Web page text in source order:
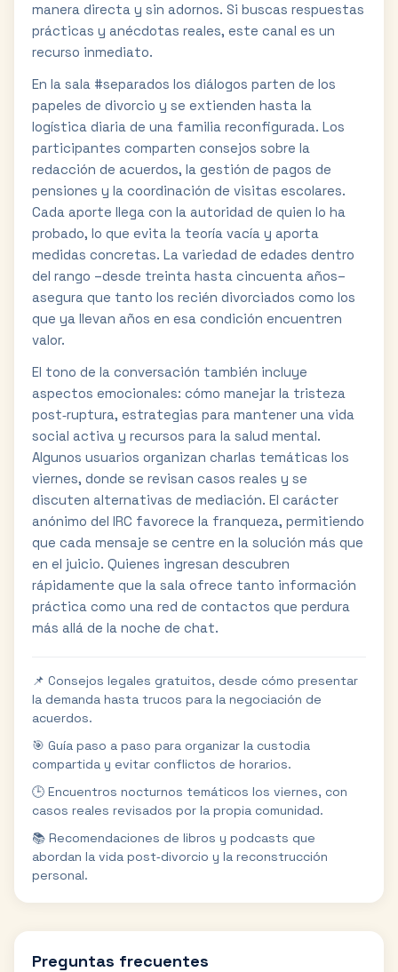
manera directa y sin adornos. Si buscas respuestas
prácticas y anécdotas reales, este canal es un
recurso inmediato.
En la sala #separados los diálogos parten de los
papeles de divorcio y se extienden hasta la
logística diaria de una familia reconfigurada. Los
participantes comparten consejos sobre la
redacción de acuerdos, la gestión de pagos de
pensiones y la coordinación de visitas escolares.
Cada aporte llega con la autoridad de quien lo ha
probado, lo que evita la teoría vacía y aporta
medidas concretas. La variedad de edades dentro
del rango –desde treinta hasta cincuenta años–
asegura que tanto los recién divorciados como los
que ya llevan años en esa condición encuentren
valor.
El tono de la conversación también incluye
aspectos emocionales: cómo manejar la tristeza
post‑ruptura, estrategias para mantener una vida
social activa y recursos para la salud mental.
Algunos usuarios organizan charlas temáticas los
viernes, donde se revisan casos reales y se
discuten alternativas de mediación. El carácter
anónimo del IRC favorece la franqueza, permitiendo
que cada mensaje se centre en la solución más que
en el juicio. Quienes ingresan descubren
rápidamente que la sala ofrece tanto información
práctica como una red de contactos que perdura
más allá de la noche de chat.
📌 Consejos legales gratuitos, desde cómo presentar
la demanda hasta trucos para la negociación de
acuerdos.
🎯 Guía paso a paso para organizar la custodia
compartida y evitar conflictos de horarios.
🕒 Encuentros nocturnos temáticos los viernes, con
casos reales revisados por la propia comunidad.
📚 Recomendaciones de libros y podcasts que
abordan la vida post‑divorcio y la reconstrucción
personal.
Preguntas frecuentes